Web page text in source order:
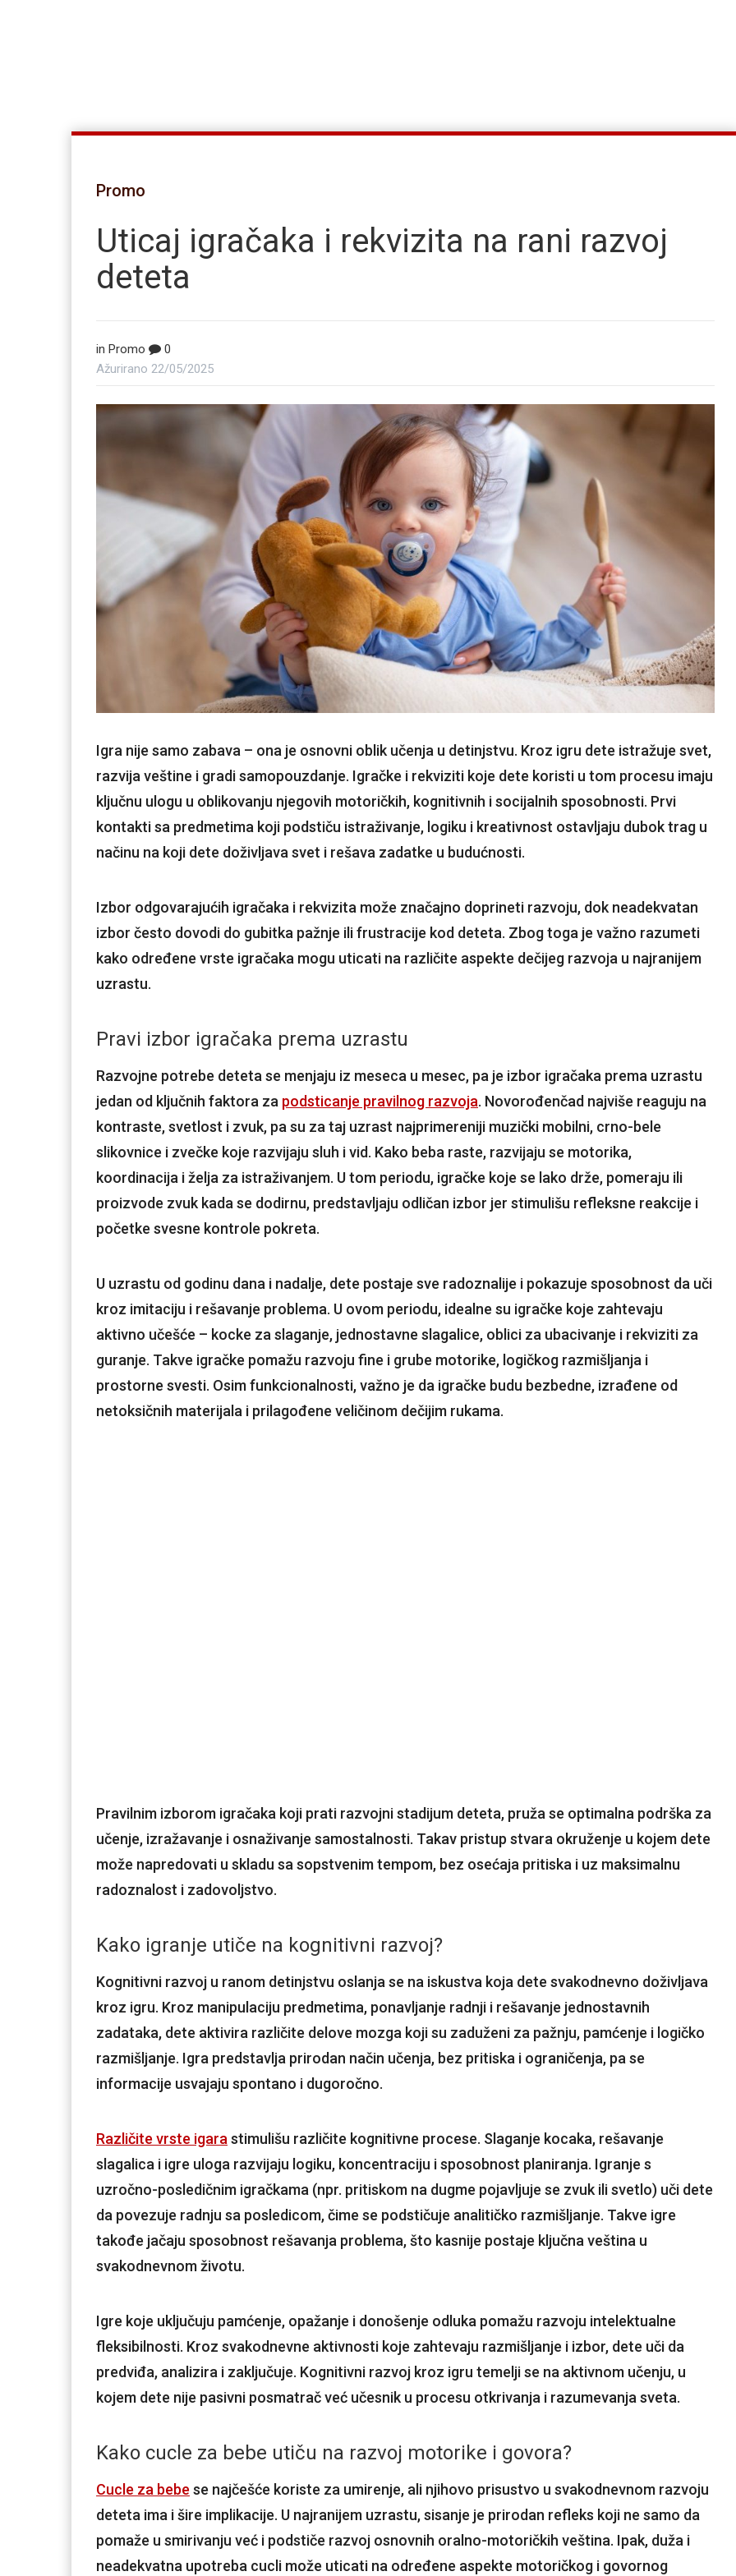
Promo
Uticaj igračaka i rekvizita na rani razvoj
deteta
in Promo
0
Ažurirano 22/05/2025
Igra nije samo zabava – ona je osnovni oblik učenja u detinjstvu. Kroz igru dete istražuje svet,
razvija veštine i gradi samopouzdanje. Igračke i rekviziti koje dete koristi u tom procesu imaju
ključnu ulogu u oblikovanju njegovih motoričkih, kognitivnih i socijalnih sposobnosti. Prvi
kontakti sa predmetima koji podstiču istraživanje, logiku i kreativnost ostavljaju dubok trag u
načinu na koji dete doživljava svet i rešava zadatke u budućnosti.
Izbor odgovarajućih igračaka i rekvizita može značajno doprineti razvoju, dok neadekvatan
izbor često dovodi do gubitka pažnje ili frustracije kod deteta. Zbog toga je važno razumeti
kako određene vrste igračaka mogu uticati na različite aspekte dečijeg razvoja u najranijem
uzrastu.
Pravi izbor igračaka prema uzrastu
Razvojne potrebe deteta se menjaju iz meseca u mesec, pa je izbor igračaka prema uzrastu
jedan od ključnih faktora za podsticanje pravilnog razvoja. Novorođenčad najviše reaguju na
kontraste, svetlost i zvuk, pa su za taj uzrast najprimereniji muzički mobilni, crno-bele
slikovnice i zvečke koje razvijaju sluh i vid. Kako beba raste, razvijaju se motorika,
koordinacija i želja za istraživanjem. U tom periodu, igračke koje se lako drže, pomeraju ili
proizvode zvuk kada se dodirnu, predstavljaju odličan izbor jer stimulišu refleksne reakcije i
početke svesne kontrole pokreta.
U uzrastu od godinu dana i nadalje, dete postaje sve radoznalije i pokazuje sposobnost da uči
kroz imitaciju i rešavanje problema. U ovom periodu, idealne su igračke koje zahtevaju
aktivno učešće – kocke za slaganje, jednostavne slagalice, oblici za ubacivanje i rekviziti za
guranje. Takve igračke pomažu razvoju fine i grube motorike, logičkog razmišljanja i
prostorne svesti. Osim funkcionalnosti, važno je da igračke budu bezbedne, izrađene od
netoksičnih materijala i prilagođene veličinom dečijim rukama.
Pravilnim izborom igračaka koji prati razvojni stadijum deteta, pruža se optimalna podrška za
učenje, izražavanje i osnaživanje samostalnosti. Takav pristup stvara okruženje u kojem dete
može napredovati u skladu sa sopstvenim tempom, bez osećaja pritiska i uz maksimalnu
radoznalost i zadovoljstvo.
Kako igranje utiče na kognitivni razvoj?
Kognitivni razvoj u ranom detinjstvu oslanja se na iskustva koja dete svakodnevno doživljava
kroz igru. Kroz manipulaciju predmetima, ponavljanje radnji i rešavanje jednostavnih
zadataka, dete aktivira različite delove mozga koji su zaduženi za pažnju, pamćenje i logičko
razmišljanje. Igra predstavlja prirodan način učenja, bez pritiska i ograničenja, pa se
informacije usvajaju spontano i dugoročno.
Različite vrste igarastimulišu različite kognitivne procese. Slaganje kocaka, rešavanje
slagalica i igre uloga razvijaju logiku, koncentraciju i sposobnost planiranja. Igranje s
uzročno-posledičnim igračkama (npr. pritiskom na dugme pojavljuje se zvuk ili svetlo) uči dete
da povezuje radnju sa posledicom, čime se podstičuje analitičko razmišljanje. Takve igre
takođe jačaju sposobnost rešavanja problema, što kasnije postaje ključna veština u
svakodnevnom životu.
Igre koje uključuju pamćenje, opažanje i donošenje odluka pomažu razvoju intelektualne
fleksibilnosti. Kroz svakodnevne aktivnosti koje zahtevaju razmišljanje i izbor, dete uči da
predviđa, analizira i zaključuje. Kognitivni razvoj kroz igru temelji se na aktivnom učenju, u
kojem dete nije pasivni posmatrač već učesnik u procesu otkrivanja i razumevanja sveta.
Kako cucle za bebe utiču na razvoj motorike i govora?
Cucle za bebe se najčešće koriste za umirenje, ali njihovo prisustvo u svakodnevnom razvoju
deteta ima i šire implikacije. U najranijem uzrastu, sisanje je prirodan refleks koji ne samo da
pomaže u smirivanju već i podstiče razvoj osnovnih oralno-motoričkih veština. Ipak, duža i
neadekvatna upotreba cucli može uticati na određene aspekte motoričkog i govornog